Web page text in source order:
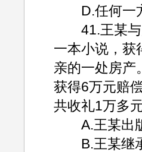
D.任何一方
41.王某与
一本小说，获
亲的一处房产
获得6万元赔
共收礼1万多
A.王某出版
B.王某继承